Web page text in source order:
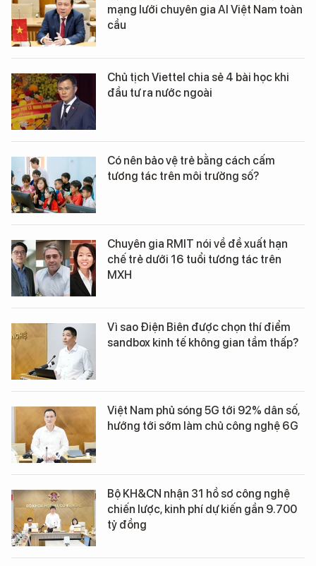
mạng lưới chuyên gia AI Việt Nam toàn
cầu
Chủ tịch Viettel chia sẻ 4 bài học khi
đầu tư ra nước ngoài
Có nên bảo vệ trẻ bằng cách cấm
tương tác trên môi trường số?
Chuyên gia RMIT nói về đề xuất hạn
chế trẻ dưới 16 tuổi tương tác trên
MXH
Vì sao Điện Biên được chọn thí điểm
sandbox kinh tế không gian tầm thấp?
Việt Nam phủ sóng 5G tới 92% dân số,
hướng tới sớm làm chủ công nghệ 6G
Bộ KH&CN nhận 31 hồ sơ công nghệ
chiến lược, kinh phí dự kiến gần 9.700
tỷ đồng